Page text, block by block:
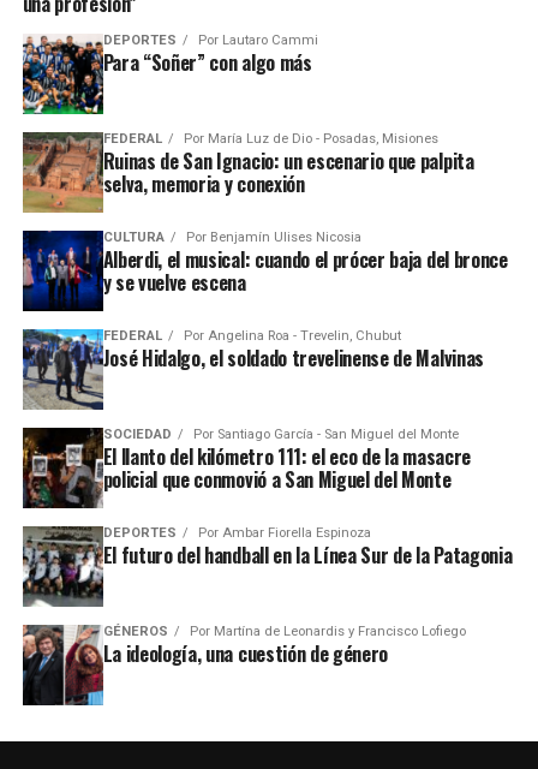
DEPORTES Por Lautaro Cammi
Para “Soñer” con algo más
FEDERAL Por María Luz de Dio - Posadas, Misiones
Ruinas de San Ignacio: un escenario que palpita
selva, memoria y conexión
CULTURA Por Benjamín Ulises Nicosia
Alberdi, el musical: cuando el prócer baja del bronce
y se vuelve escena
FEDERAL Por Angelina Roa - Trevelin, Chubut
José Hidalgo, el soldado trevelinense de Malvinas
SOCIEDAD Por Santiago García - San Miguel del Monte
El llanto del kilómetro 111: el eco de la masacre
policial que conmovió a San Miguel del Monte
DEPORTES Por Ambar Fiorella Espinoza
El futuro del handball en la Línea Sur de la Patagonia
GÉNEROS Por Martína de Leonardis y Francisco Lofiego
La ideología, una cuestión de género